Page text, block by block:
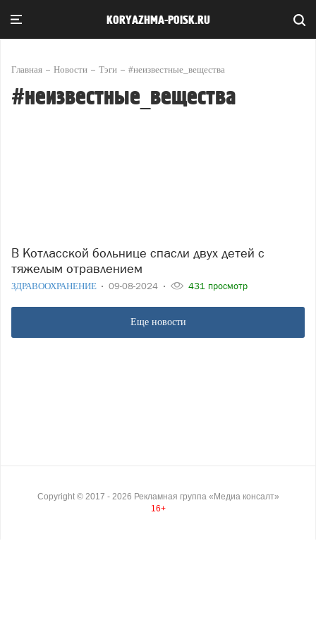
KORYAZHMA-POISK.RU
Главная Новости Тэги #неизвестные_вещества
#неизвестные_вещества
В Котласской больнице спасли двух детей с
тяжелым отравлением
ЗДРАВООХРАНЕНИЕ 09-08-2024 431 просмотр
Еще новости
Copyright © 2017 - 2026 Рекламная группа «Медиа консалт»
16+